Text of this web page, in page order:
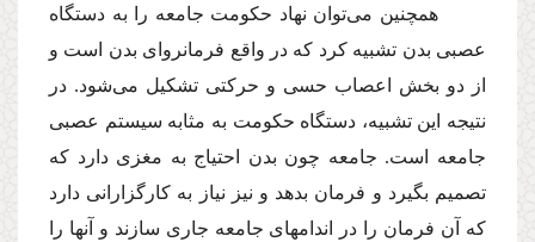
همچنین مى‌توان نهاد حكومت جامعه را به دستگاه
عصبى بدن تشبیه كرد كه در واقع فرمانرواى بدن است و
از دو بخش اعصاب حسى و حركتى تشكیل مى‌شود. در
نتیجه این تشبیه، دستگاه حكومت به مثابه سیستم عصبى
جامعه است. جامعه چون بدن احتیاج به مغزى دارد كه
تصمیم بگیرد و فرمان بدهد و نیز نیاز به كارگزارانى دارد
كه آن فرمان را در اندامهاى جامعه جارى سازند و آنها را